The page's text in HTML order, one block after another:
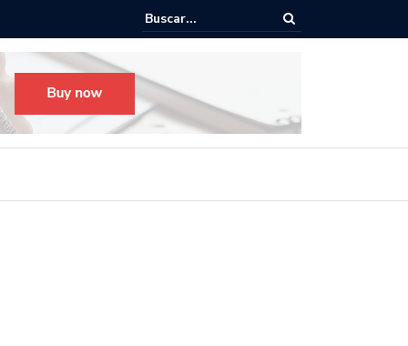
para el Festival Desfile Día de Muertos 2025 en Guadalajara